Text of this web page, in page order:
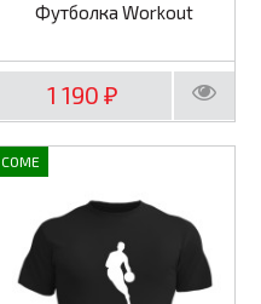
Футболка Workout
1 190 ₽
COME